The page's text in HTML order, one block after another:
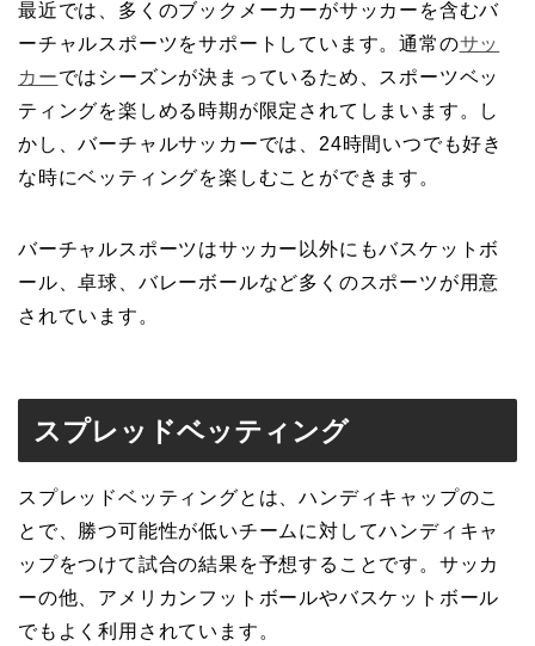
最近では、多くのブックメーカーがサッカーを含むバ
ーチャルスポーツをサポートしています。通常のサッ
カーではシーズンが決まっているため、スポーツベッ
ティングを楽しめる時期が限定されてしまいます。し
かし、バーチャルサッカーでは、24時間いつでも好き
な時にベッティングを楽しむことができます。
バーチャルスポーツはサッカー以外にもバスケットボ
ール、卓球、バレーボールなど多くのスポーツが用意
されています。
スプレッドベッティング
スプレッドベッティングとは、ハンディキャップのこ
とで、勝つ可能性が低いチームに対してハンディキャ
ップをつけて試合の結果を予想することです。サッカ
ーの他、アメリカンフットボールやバスケットボール
でもよく利用されています。